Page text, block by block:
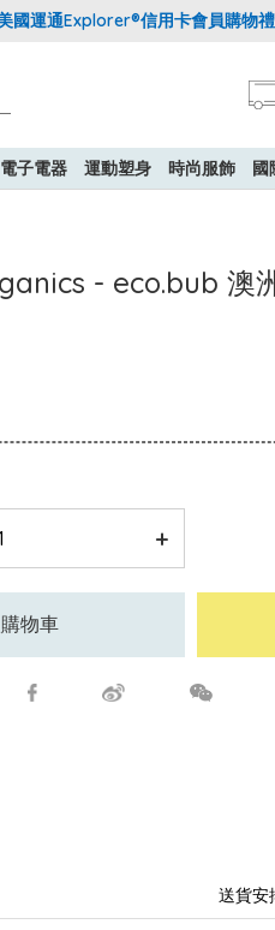
Explorer®信用卡會員購物禮遇：高
電子電器 運動塑身 時尚服飾 國
- eco.bub 澳
物車
送貨安